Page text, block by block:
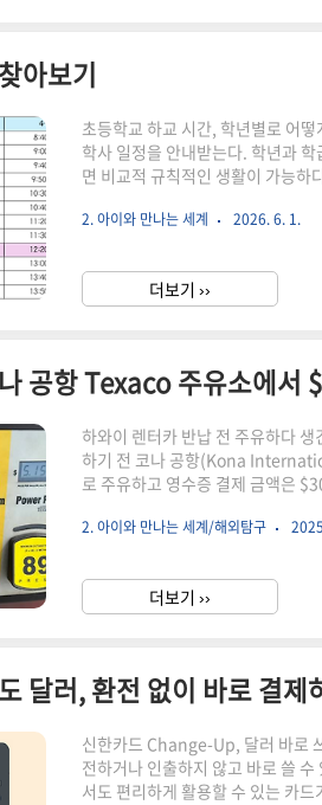
아보기
초등학교 하교 시간, 학년별로 어
학사 일정을 안내받는다. 학년과
면 비교적 규칙적인 생활이 가능하
청을 하면서 하반기 일정과 내년 계
각 비슷하게 운영된다. 이는 학년군
에서는 흔히 1~2학년을 저학년,
2. 아이와 만나는 세계 2026. 6. 1.
더보기 ››
하와이 렌터카 반납 전 주유하다
하기 전 코나 공항(Kona
로 주유하고 영수증 결제 금액은
Hele, Shell, Texaco. 그동안은 결
Kaiminani Dr · 73-285
2. 아이와 만나는 세계/해외탐구
더보기 ››
달러, 환전 없이 바로 결제
신한카드 Change-Up, 달러 바로
전하거나 인출하지 않고 바로 쓸
서도 편리하게 활용할 수 있는 카